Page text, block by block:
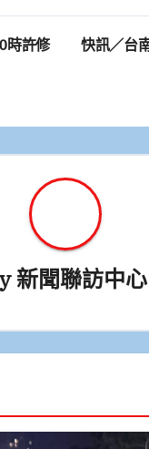
時許修
快訊／台
新聞聯訪中心